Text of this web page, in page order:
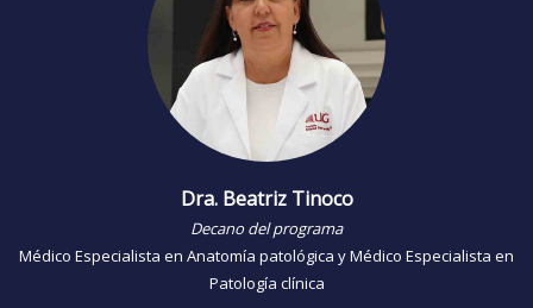
Dra. Beatriz Tinoco
Decano del programa
Médico Especialista en Anatomía patológica y Médico Especialista en
Patología clínica